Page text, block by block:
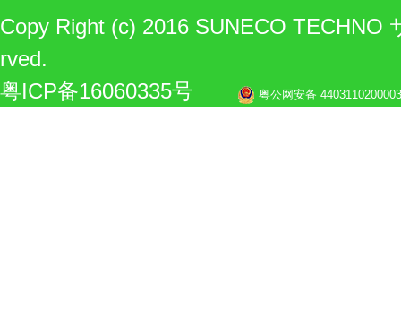
Copy Right (c) 2016 SUNECO TECHNO
rved.
粤ICP备16060335号
粤公网安备